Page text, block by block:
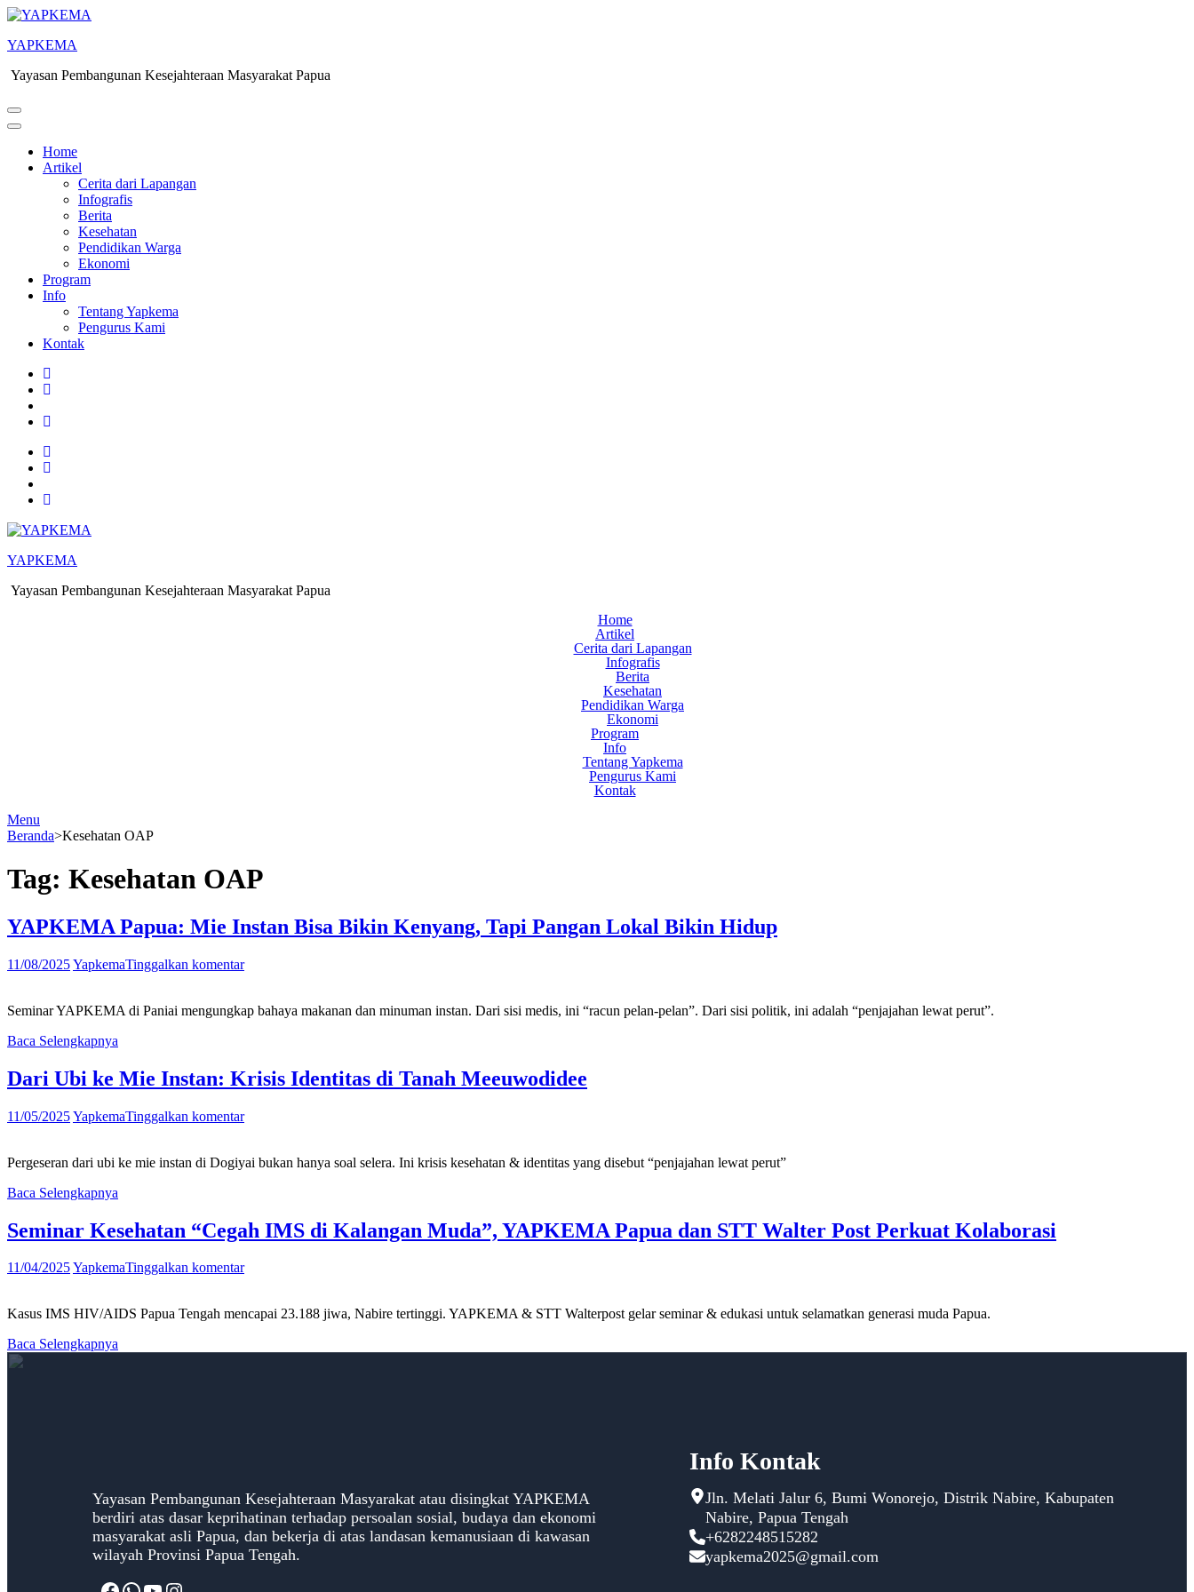
YAPKEMA
Yayasan Pembangunan Kesejahteraan Masyarakat Papua
Home
Artikel
Cerita dari Lapangan
Infografis
Berita
Kesehatan
Pendidikan Warga
Ekonomi
Program
Info
Tentang Yapkema
Pengurus Kami
Kontak
YAPKEMA
Yayasan Pembangunan Kesejahteraan Masyarakat Papua
Home
Artikel
Cerita dari Lapangan
Infografis
Berita
Kesehatan
Pendidikan Warga
Ekonomi
Program
Info
Tentang Yapkema
Pengurus Kami
Kontak
Menu
Beranda>Kesehatan OAP
Tag: Kesehatan OAP
YAPKEMA Papua: Mie Instan Bisa Bikin Kenyang, Tapi Pangan Lokal Bikin Hidup
11/08/2025YapkemaTinggalkan komentar
Seminar YAPKEMA di Paniai mengungkap bahaya makanan dan minuman instan. Dari sisi medis, ini “racun pelan-pelan”. Dari sisi politik, ini adalah “penjajahan lewat perut”.
Baca Selengkapnya
Dari Ubi ke Mie Instan: Krisis Identitas di Tanah Meeuwodidee
11/05/2025YapkemaTinggalkan komentar
Pergeseran dari ubi ke mie instan di Dogiyai bukan hanya soal selera. Ini krisis kesehatan & identitas yang disebut “penjajahan lewat perut”
Baca Selengkapnya
Seminar Kesehatan “Cegah IMS di Kalangan Muda”, YAPKEMA Papua dan STT Walter Post Perkuat Kolaborasi
11/04/2025YapkemaTinggalkan komentar
Kasus IMS HIV/AIDS Papua Tengah mencapai 23.188 jiwa, Nabire tertinggi. YAPKEMA & STT Walterpost gelar seminar & edukasi untuk selamatkan generasi muda Papua.
Baca Selengkapnya
Yayasan Pembangunan Kesejahteraan Masyarakat atau disingkat YAPKEMA
berdiri atas dasar keprihatinan terhadap persoalan sosial, budaya dan ekonomi
masyarakat asli Papua, dan bekerja di atas landasan kemanusiaan di kawasan
wilayah Provinsi Papua Tengah.
Info Kontak
Jln. Melati Jalur 6, Bumi Wonorejo, Distrik Nabire, Kabupaten
Nabire, Papua Tengah
+6282248515282
yapkema2025@gmail.com